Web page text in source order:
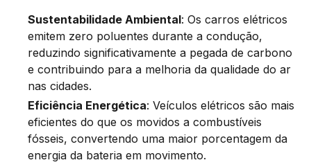
Sustentabilidade Ambiental: Os carros elétricos
emitem zero poluentes durante a condução,
reduzindo significativamente a pegada de carbono
e contribuindo para a melhoria da qualidade do ar
nas cidades.
Eficiência Energética: Veículos elétricos são mais
eficientes do que os movidos a combustíveis
fósseis, convertendo uma maior porcentagem da
energia da bateria em movimento.